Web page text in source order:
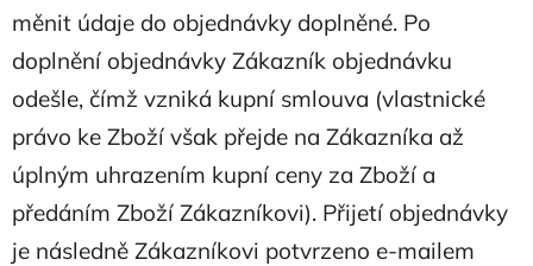
měnit údaje do objednávky doplněné. Po
doplnění objednávky Zákazník objednávku
odešle, čímž vzniká kupní smlouva (vlastnické
právo ke Zboží však přejde na Zákazníka až
úplným uhrazením kupní ceny za Zboží a
předáním Zboží Zákazníkovi). Přijetí objednávky
je následně Zákazníkovi potvrzeno e-mailem